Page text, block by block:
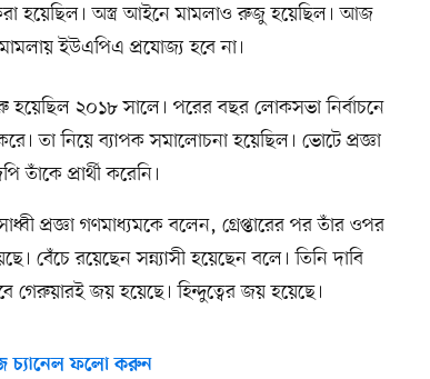
করা হয়েছিল। অস্ত্র আইনে মামলাও রুজু হয়েছিল। আজ
ইউএপিএ প্রযোজ্য হবে না।
হয়েছিল ২০১৮ সালে। পরের বছর লোকসভা নির্বাচনে
তা নিয়ে ব্যাপক সমালোচনা হয়েছিল। ভোটে প্রজ্ঞা
প্রার্থী করেনি।
প্রজ্ঞা গণমাধ্যমকে বলেন, গ্রেপ্তারের পর তাঁর ওপর
বেঁচে রয়েছেন সন্ন্যাসী হয়েছেন বলে। তিনি দাবি
জয় হয়েছে। হিন্দুত্বের জয় হয়েছে।
চ্যানেল ফলো করুন